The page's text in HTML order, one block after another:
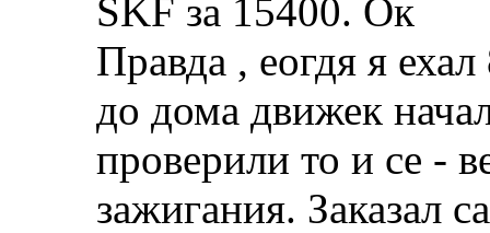
SKF за 15400. Ок
Правда , еогдя я
до дома движек
проверили то и се -
зажигания. Заказал